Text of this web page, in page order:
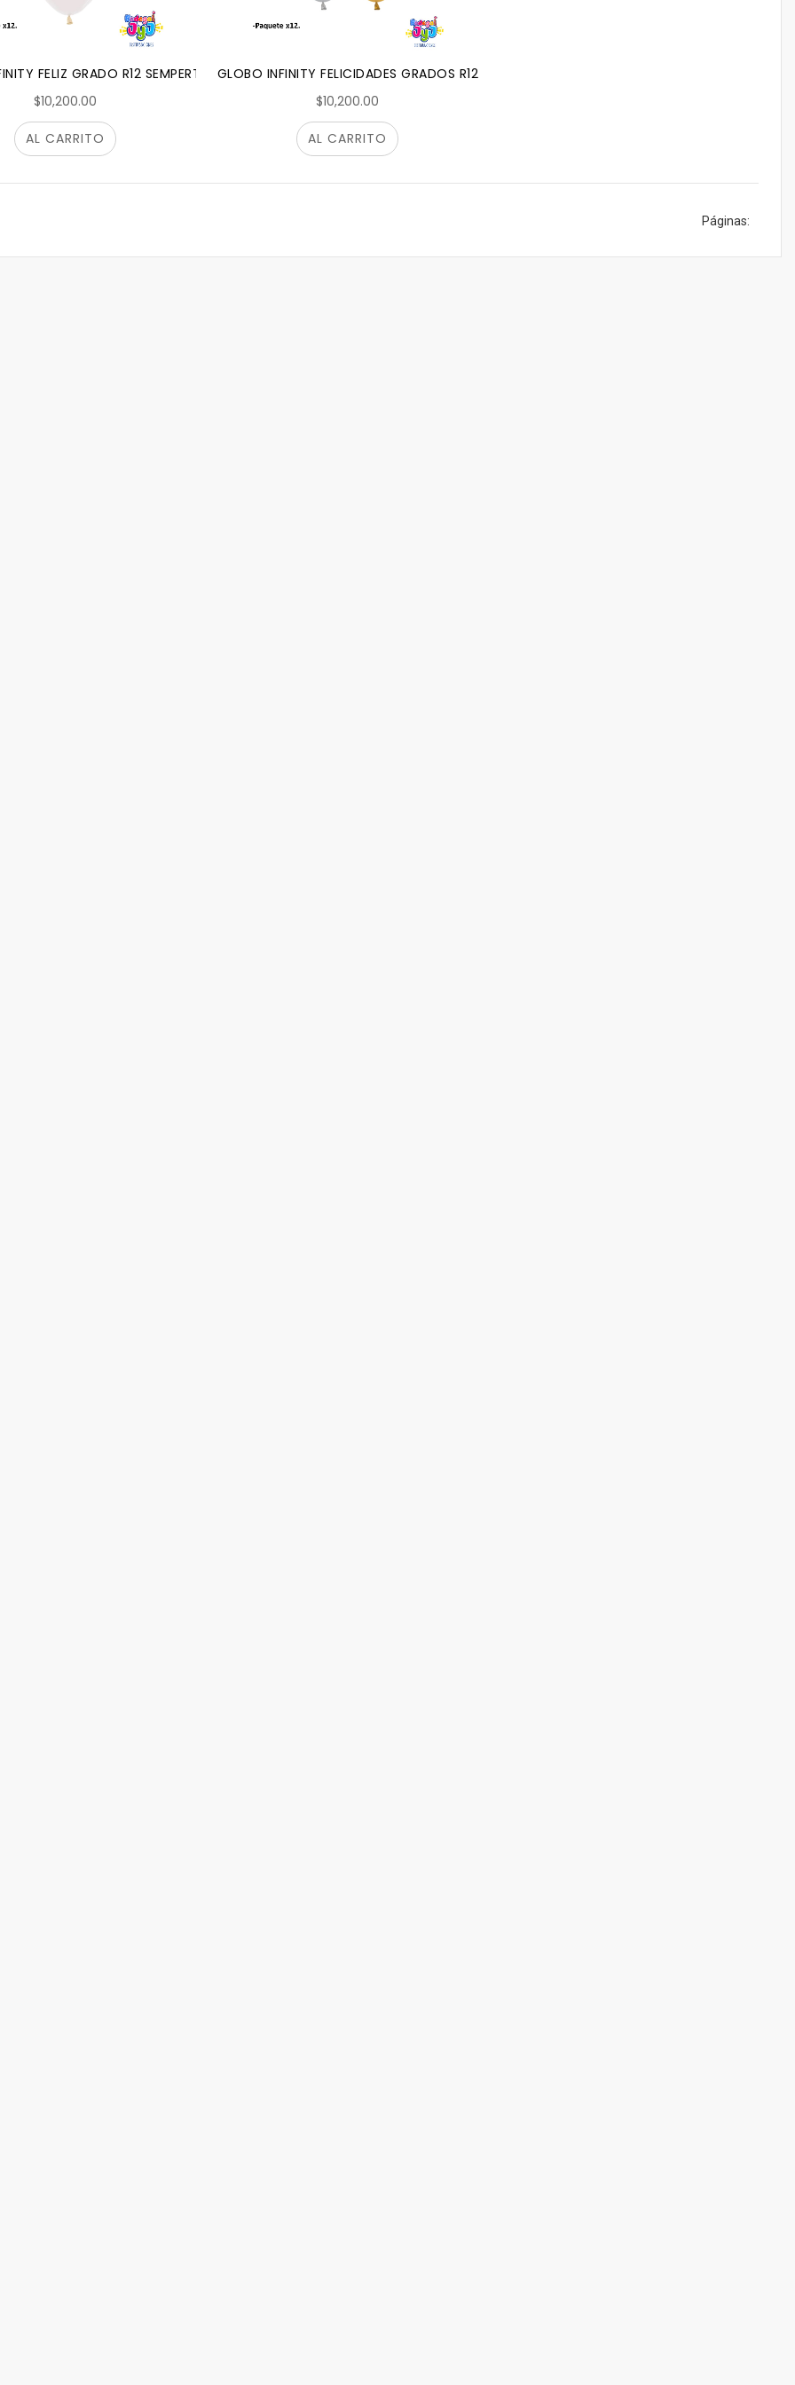
FELIZ GRADO R12 SEMPERTEX
$10,200.00
AL CARRITO
GLOBO INFINITY FELICIDADES GRADOS R12 SEMPERTEX
$10,200.00
AL CARRITO
Páginas: